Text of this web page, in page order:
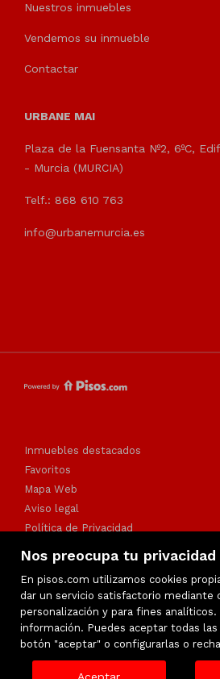
Nos preocupa tu privacidad
En pisos.com utilizamos cookies
dar un servicio satisfactorio mediante
personalización y para fines analíticos.
información. Puedes aceptar todas
botón "aceptar" o configurarlas o
Nuestros inmuebles
Vendemos su inmueble
Contactar
URBANE MAI
Plaza de la Fuensanta Nº2, 6ºC,
- Murcia (MURCIA)
Telf.: 868 610 763
info@urbanemurcia.es
Inmuebles destacados
Favoritos
Mapa Web
Aviso legal
Política de Privacidad